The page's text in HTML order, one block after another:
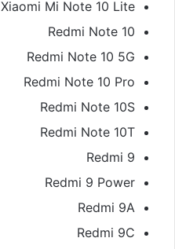
Xiaomi Mi Note 10 Lite
Redmi Note 10
Redmi Note 10 5G
Redmi Note 10 Pro
Redmi Note 10S
Redmi Note 10T
Redmi 9
Redmi 9 Power
Redmi 9A
Redmi 9C